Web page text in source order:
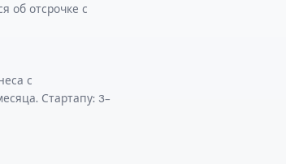
об отсрочке с
с
Стартапу: 3–